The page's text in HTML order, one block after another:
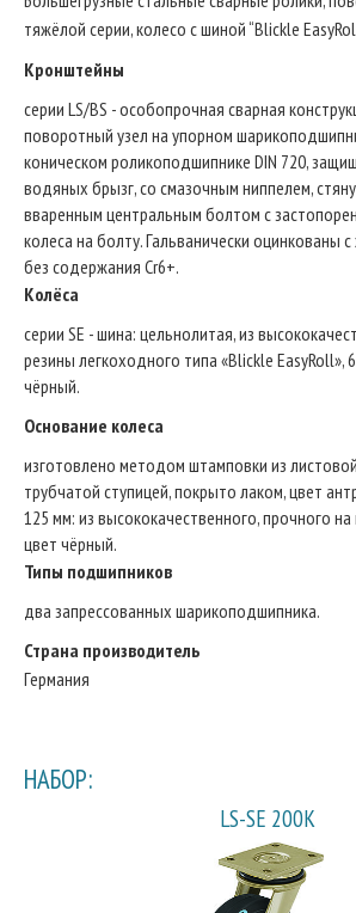
тяжёлой серии, колесо с шиной “Blickle
Кронштейны
серии LS/BS - особопрочная сварная
поворотный узел на упорном
коническом роликоподшипнике DIN 720,
водяных брызг, со смазочным ниппелем,
вваренным центральным болтом с
колеса на болту. Гальванически оцинкованы
без содержания Cr6+.
Колёса
серии SE - шина: цельнолитая, из
резины легкоходного типа «Blickle EasyRoll»,
чёрный.
Основание колеса
изготовлено методом штамповки из
трубчатой ступицей, покрыто лаком, цвет
125 мм: из высококачественного, прочного
цвет чёрный.
Типы подшипников
два запрессованных шарикоподшипника.
Страна производитель
Германия
НАБОР:
LS-SE 200K